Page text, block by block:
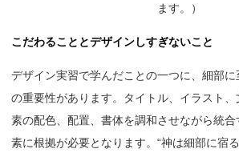
ます。）
こだわることとデザインしすぎないこと
デザイン実習で学んだことの一つに、細部に
の重要性があります。タイトル、イラスト
素の配色、配置、書体を調和させながら統
素に根拠が必要となります。“神は細部に宿